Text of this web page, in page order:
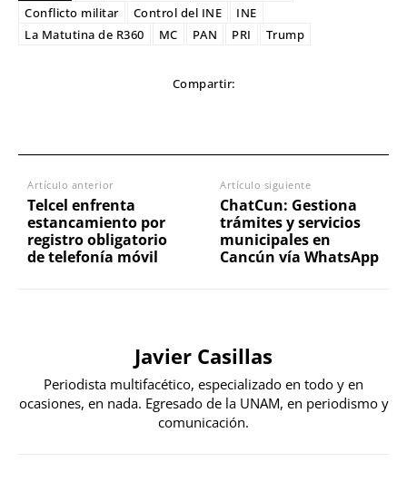
Conflicto militar
Control del INE
INE
La Matutina de R360
MC PAN PRI Trump
Compartir:
Artículo anterior
Telcel enfrenta
estancamiento por
registro obligatorio
de telefonía móvil
Artículo siguiente
ChatCun: Gestiona
trámites y servicios
municipales en
Cancún vía WhatsApp
Javier Casillas
Periodista multifacético, especializado en todo y en
ocasiones, en nada. Egresado de la UNAM, en periodismo y
comunicación.